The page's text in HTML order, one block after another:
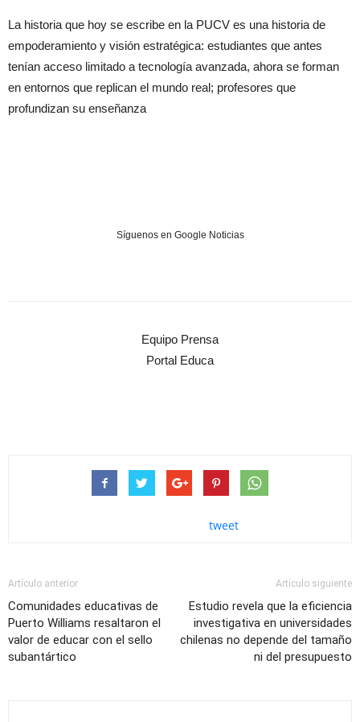
La historia que hoy se escribe en la PUCV es una historia de
empoderamiento y visión estratégica: estudiantes que antes
tenían acceso limitado a tecnología avanzada, ahora se forman
en entornos que replican el mundo real; profesores que
profundizan su enseñanza
Síguenos en Google Noticias
Equipo Prensa
Portal Educa
tweet
Artículo anterior
Comunidades educativas de
Puerto Williams resaltaron el
valor de educar con el sello
subantártico
Artículo siguiente
Estudio revela que la eficiencia
investigativa en universidades
chilenas no depende del tamaño
ni del presupuesto